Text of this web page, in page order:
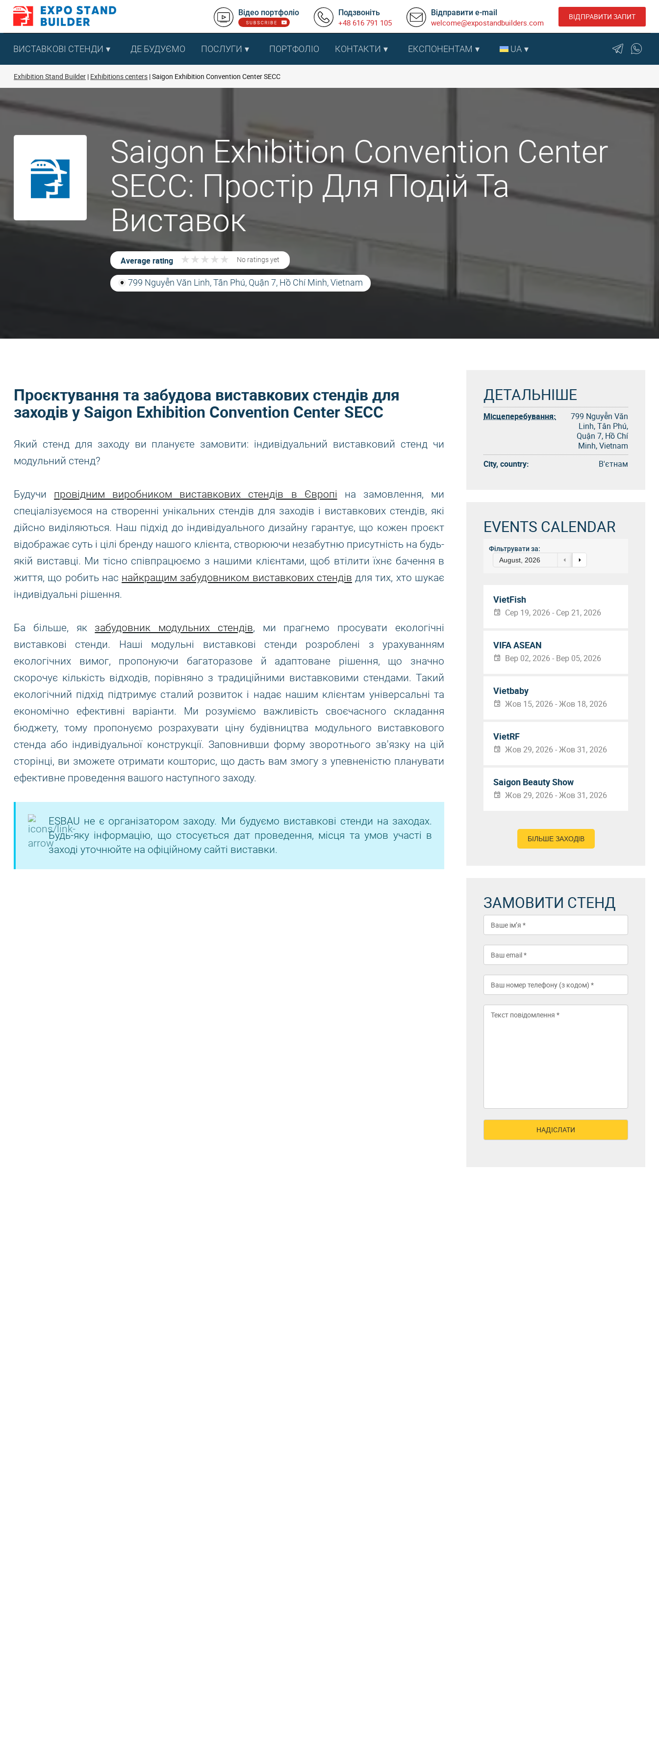
Перейти
змісту
Відео портфоліо Подзвоніть
+48 616 791 105
Відправити e-mail
welcome@expostandbuilders.com
ВІДПРАВИТИ ЗАПИТ
ВИСТАВКОВІ СТЕНДИ ДЕ БУДУЄМО ПОСЛУГИ ПОРТФОЛІО КОНТАКТИ ЕКСПОНЕНТАМ UA
Exhibition Stand Builder Exhibitions centers Saigon Exhibition Convention Center SECC
Saigon Exhibition Convention Center
SECC: Простір Для Подій Та
Виставок
Average rating ★ ★ ★ ★ ★
★ ★ ★ ★ ★ No ratings yet
799 Nguyễn Văn Linh, Tân Phú, Quận 7, Hồ Chí Minh, Vietnam
Проєктування та забудова виставкових стендів для
заходів у Saigon Exhibition Convention Center SECC
Який стенд для заходу ви плануєте замовити: індивідуальний виставковий стенд чи
модульний стенд?
Будучи провідним виробником виставкових стендів в Європі на замовлення, ми
спеціалізуємося на створенні унікальних стендів для заходів і виставкових стендів, які
дійсно виділяються. Наш підхід до індивідуального дизайну гарантує, що кожен проєкт
відображає суть і цілі бренду нашого клієнта, створюючи незабутню присутність на будь-
якій виставці. Ми тісно співпрацюємо з нашими клієнтами, щоб втілити їхнє бачення в
життя, що робить нас найкращим забудовником виставкових стендів для тих, хто шукає
індивідуальні рішення.
Ба більше, як забудовник модульних стендів, ми прагнемо просувати екологічні
виставкові стенди. Наші модульні виставкові стенди розроблені з урахуванням
екологічних вимог, пропонуючи багаторазове й адаптоване рішення, що значно
скорочує кількість відходів, порівняно з традиційними виставковими стендами. Такий
екологічний підхід підтримує сталий розвиток і надає нашим клієнтам універсальні та
економічно ефективні варіанти. Ми розуміємо важливість своєчасного складання
бюджету, тому пропонуємо розрахувати ціну будівництва модульного виставкового
стенда або індивідуальної конструкції. Заповнивши форму зворотнього зв'язку на цій
сторінці, ви зможете отримати кошторис, що дасть вам змогу з упевненістю планувати
ефективне проведення вашого наступного заходу.
ESBAU не є організатором заходу. Ми будуємо виставкові стенди на заходах.
Будь-яку інформацію, що стосується дат проведення, місця та умов участі в
заході уточнюйте на офіційному сайті виставки.
ДЕТАЛЬНІШЕ
Місцеперебування:
799 Nguyễn Văn
Linh, Tân Phú,
Quận 7, Hồ Chí
Minh, Vietnam
City, country:
В'єтнам
EVENTS CALENDAR
Фільтрувати за:
August, 2026
VietFish
Сер 19, 2026 - Сер 21, 2026
VIFA ASEAN
Вер 02, 2026 - Вер 05, 2026
Vietbaby
Жов 15, 2026 - Жов 18, 2026
VietRF
Жов 29, 2026 - Жов 31, 2026
Saigon Beauty Show
Жов 29, 2026 - Жов 31, 2026
БІЛЬШЕ ЗАХОДІВ
ЗАМОВИТИ СТЕНД